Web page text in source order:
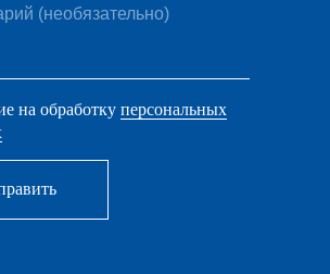
(необязательно)
на обработку персональных